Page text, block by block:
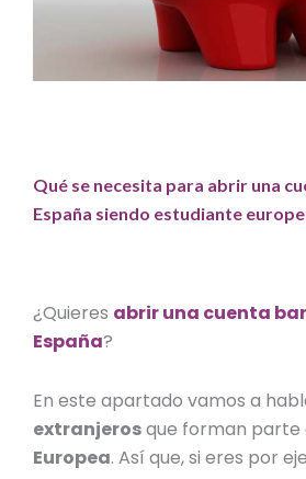
Qué se necesita para abrir una
España siendo estudiante
¿Quieres abrir una cuenta
España?
En este apartado vamos a
extranjerosque forman parte
Europea. Así que, si eres por